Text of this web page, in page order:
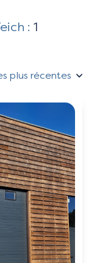
: 1
plus récentes